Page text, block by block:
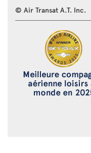
© Air Transat A.T. Inc.